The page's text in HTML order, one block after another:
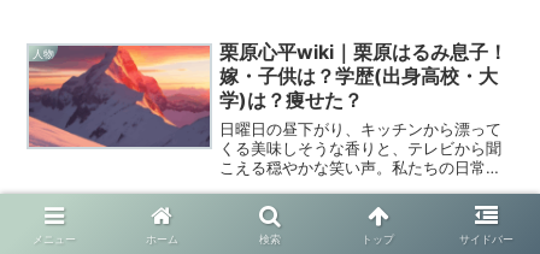
まや次世代のミュージカル界を背負って
立つ表現者として、その魂を...
人物
栗原心平wiki｜栗原はるみ息子！
嫁・子供は？学歴(出身高校・大
学)は？痩せた？
日曜日の昼下がり、キッチンから漂って
くる美味しそうな香りと、テレビから聞
こえる穏やかな笑い声。私たちの日常に
そっと寄り添い、温かな「食」の風景を
描き続けてくれる料理家、栗原心平さ
ん。彼の作り出すレシピは、単なる空腹
を満たすための手順ではなく...
人物
杉田雷麟wiki｜旦那と結婚・子供
メニュー ホーム 検索 トップ サイドバー